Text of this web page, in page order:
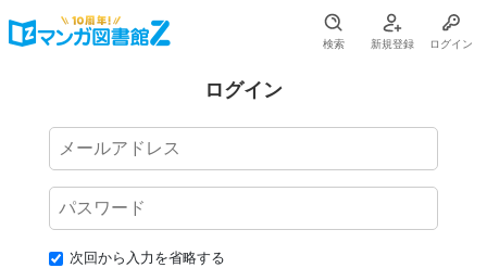
検索 新規登録 ログイン
ログイン
次回から入力を省略する